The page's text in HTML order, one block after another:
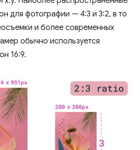
для фотографии — 4:3 и 3:2, в то
и более современных
обычно используется
16:9.